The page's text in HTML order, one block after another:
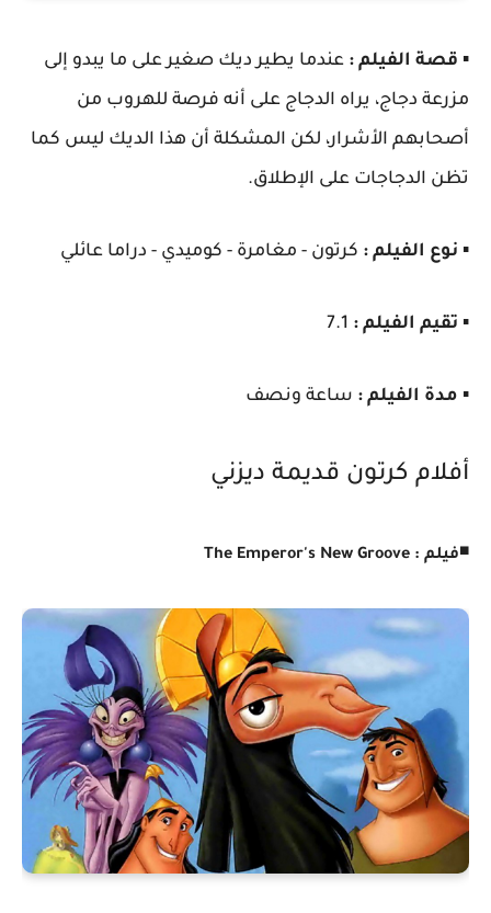
▪️ قصة الفيلم : عندما يطير ديك صغير على ما يبدو إلى
مزرعة دجاج، يراه الدجاج على أنه فرصة للهروب من
أصحابهم الأشرار، لكن المشكلة أن هذا الديك ليس كما
تظن الدجاجات على اﻹطلاق.
▪️ نوع الفيلم : كرتون - مغامرة - كوميدي - دراما عائلي
▪️ تقيم الفيلم :
▪️ مدة الفيلم : ساعة ونصف
أفلام كرتون قديمة ديزني
◾فيلم : The Emperor's New Groove